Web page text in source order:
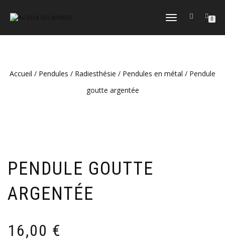
DÉPLIER
NAVIGATION
0
Accueil / Pendules / Radiesthésie / Pendules en métal / Pendule
goutte argentée
PENDULE GOUTTE
ARGENTÉE
16,00 €